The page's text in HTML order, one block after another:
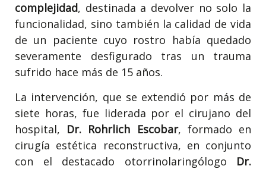
complejidad, destinada a devolver no solo la
funcionalidad, sino también la calidad de vida
de un paciente cuyo rostro había quedado
severamente desfigurado tras un trauma
sufrido hace más de 15 años.
La intervención, que se extendió por más de
siete horas, fue liderada por el cirujano del
hospital, Dr. Rohrlich Escobar, formado en
cirugía estética reconstructiva, en conjunto
con el destacado otorrinolaringólogo Dr.